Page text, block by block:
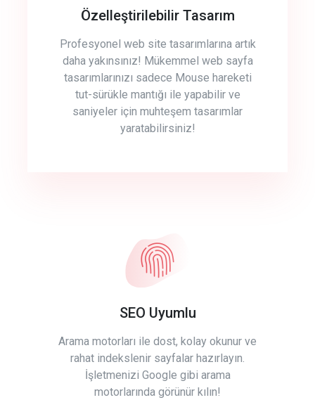
Özelleştirilebilir Tasarım
Profesyonel web site tasarımlarına artık
daha yakınsınız! Mükemmel web sayfa
tasarımlarınızı sadece Mouse hareketi
tut-sürükle mantığı ile yapabilir ve
saniyeler için muhteşem tasarımlar
yaratabilirsiniz!
SEO Uyumlu
Arama motorları ile dost, kolay okunur ve
rahat indekslenir sayfalar hazırlayın.
İşletmenizi Google gibi arama
motorlarında görünür kılın!